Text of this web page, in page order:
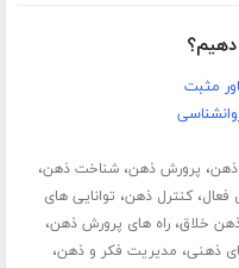
دهیم؟
مثبت
، پرورش ذهن،شناخت ذهن،
فعال،کنترل ذهن، توانایی های
خلاق،راه های پرورش ذهن،
ذهنی، مدیریت فکر و ذهن،